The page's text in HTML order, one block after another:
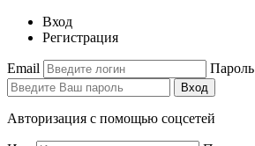
Вход
Регистрация
Email Пароль
Вход
Авторизация с помощью соцсетей